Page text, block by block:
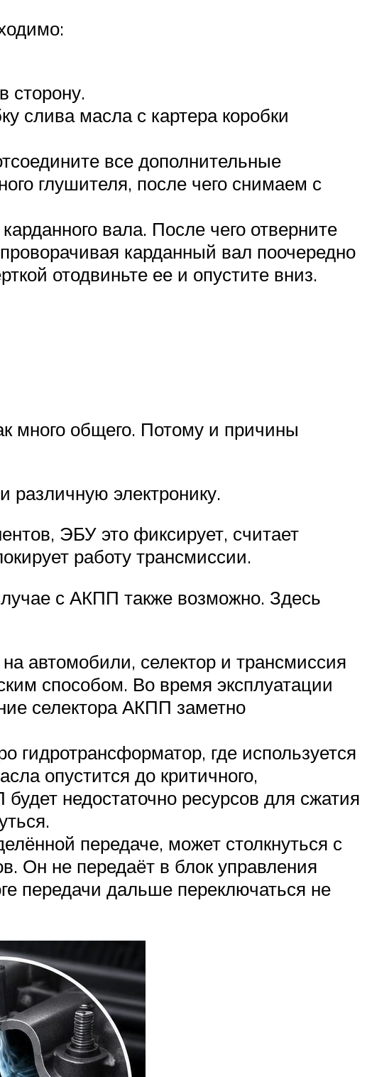
сторону.
слива масла с картера коробки
все дополнительные
глушителя, после чего снимаем с
вала. После чего отверните
карданный вал поочередно
отодвиньте ее и опустите вниз.
много общего. Потому и причины
различную электронику.
ЭБУ это фиксирует, считает
работу трансмиссии.
с АКПП также возможно. Здесь
автомобили, селектор и трансмиссия
способом. Во время эксплуатации
селектора АКПП заметно
где используется
опустится до критичного,
недостаточно ресурсов для сжатия
передаче, может столкнуться с
Он не передаёт в блок управления
передачи дальше переключаться не